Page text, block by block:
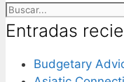
Entradas
Budgetary